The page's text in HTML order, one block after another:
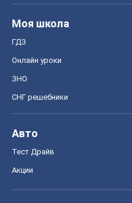
Моя школа
ГДЗ
Онлайн уроки
ЗНО
СНГ решебники
Авто
Тест Драйв
Акции